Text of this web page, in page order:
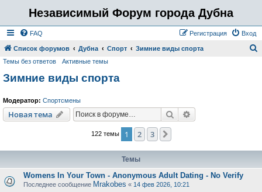
Независимый Форум города Дубна
FAQ Вход
Регистрация
Список форумов Дубна Спорт Зимние виды спорта
Темы без ответов Активные темы
Зимние виды спорта
Модератор: Спортсмены
Новая тема Поиск
122 темы 1 2 3
Темы
Womens In Your Town - Anonymous Adult Dating - No Verify
Последнее сообщение Mrakobes « 14 фев 2026, 10:21